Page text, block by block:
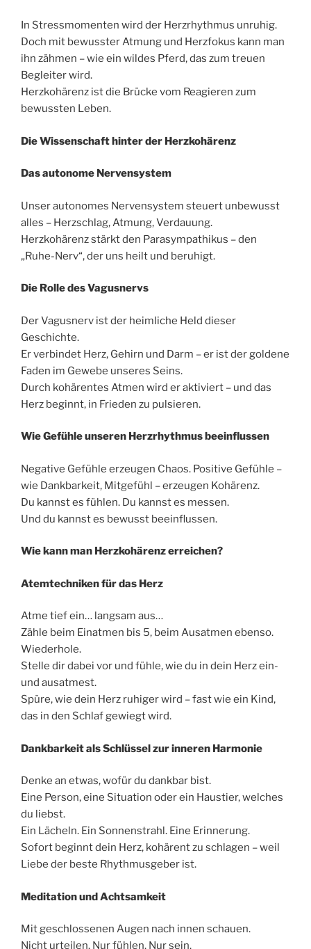
In Stressmomenten wird der Herzrhythmus unruhig.
Doch mit bewusster Atmung und Herzfokus kann man
ihn zähmen – wie ein wildes Pferd, das zum treuen
Begleiter wird.
Herzkohärenz ist die Brücke vom Reagieren zum
bewussten Leben.
Die Wissenschaft hinter der Herzkohärenz
Das autonome Nervensystem
Unser autonomes Nervensystem steuert unbewusst
alles – Herzschlag, Atmung, Verdauung.
Herzkohärenz stärkt den Parasympathikus – den
„Ruhe-Nerv“, der uns heilt und beruhigt.
Die Rolle des Vagusnervs
Der Vagusnerv ist der heimliche Held dieser
Geschichte.
Er verbindet Herz, Gehirn und Darm – er ist der goldene
Faden im Gewebe unseres Seins.
Durch kohärentes Atmen wird er aktiviert – und das
Herz beginnt, in Frieden zu pulsieren.
Wie Gefühle unseren Herzrhythmus beeinflussen
Negative Gefühle erzeugen Chaos. Positive Gefühle –
wie Dankbarkeit, Mitgefühl – erzeugen Kohärenz.
Du kannst es fühlen. Du kannst es messen.
Und du kannst es bewusst beeinflussen.
Wie kann man Herzkohärenz erreichen?
Atemtechniken für das Herz
Atme tief ein… langsam aus…
Zähle beim Einatmen bis 5, beim Ausatmen ebenso.
Wiederhole.
Stelle dir dabei vor und fühle, wie du in dein Herz ein-
und ausatmest.
Spüre, wie dein Herz ruhiger wird – fast wie ein Kind,
das in den Schlaf gewiegt wird.
Dankbarkeit als Schlüssel zur inneren Harmonie
Denke an etwas, wofür du dankbar bist.
Eine Person, eine Situation oder ein Haustier, welches
du liebst.
Ein Lächeln. Ein Sonnenstrahl. Eine Erinnerung.
Sofort beginnt dein Herz, kohärent zu schlagen – weil
Liebe der beste Rhythmusgeber ist.
Meditation und Achtsamkeit
Mit geschlossenen Augen nach innen schauen.
Nicht urteilen. Nur fühlen. Nur sein.